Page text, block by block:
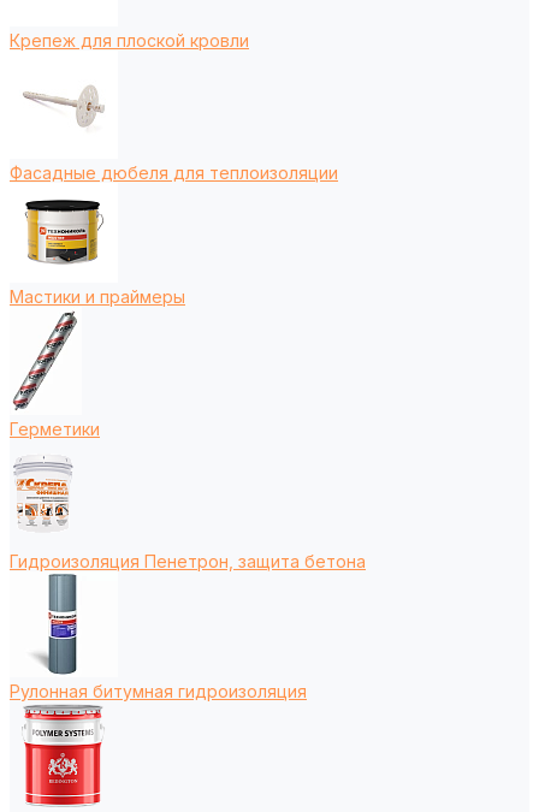
Крепеж для плоской кровли
Фасадные дюбеля для теплоизоляции
Мастики и праймеры
Герметики
Гидроизоляция Пенетрон, защита бетона
Рулонная битумная гидроизоляция